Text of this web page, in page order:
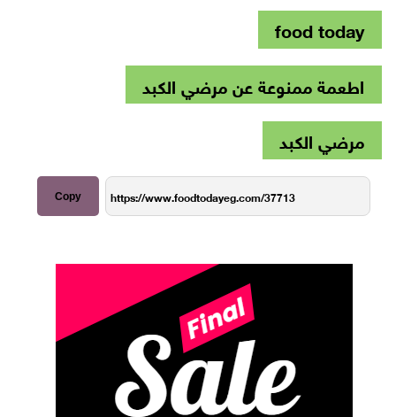
food today
اطعمة ممنوعة عن مرضي الكبد
مرضي الكبد
Copy